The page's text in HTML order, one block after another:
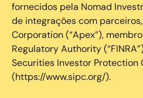
fornecidos pela Nomad
de integrações com
Corporation (“Apex”),
Regulatory Authority
Securities Investor Protection
(https://www.sipc.org/).